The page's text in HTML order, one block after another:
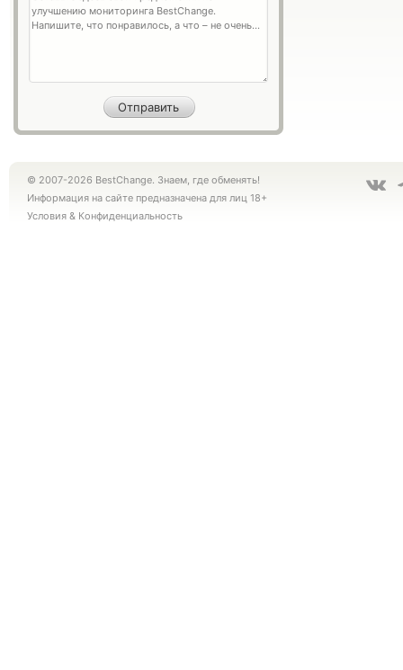
© 2007-2026 BestChange. Знаем, где обменять!
Информация на сайте предназначена для лиц 18+
Условия & Конфиденциальность